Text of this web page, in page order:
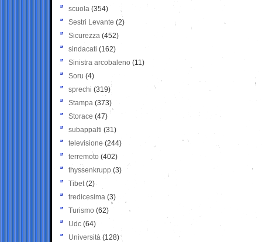
scuola (354)
Sestri Levante (2)
Sicurezza (452)
sindacati (162)
Sinistra arcobaleno (11)
Soru (4)
sprechi (319)
Stampa (373)
Storace (47)
subappalti (31)
televisione(244)
terremoto (402)
thyssenkrupp (3)
Tibet(2)
tredicesima (3)
Turismo (62)
Udc (64)
Università (128)